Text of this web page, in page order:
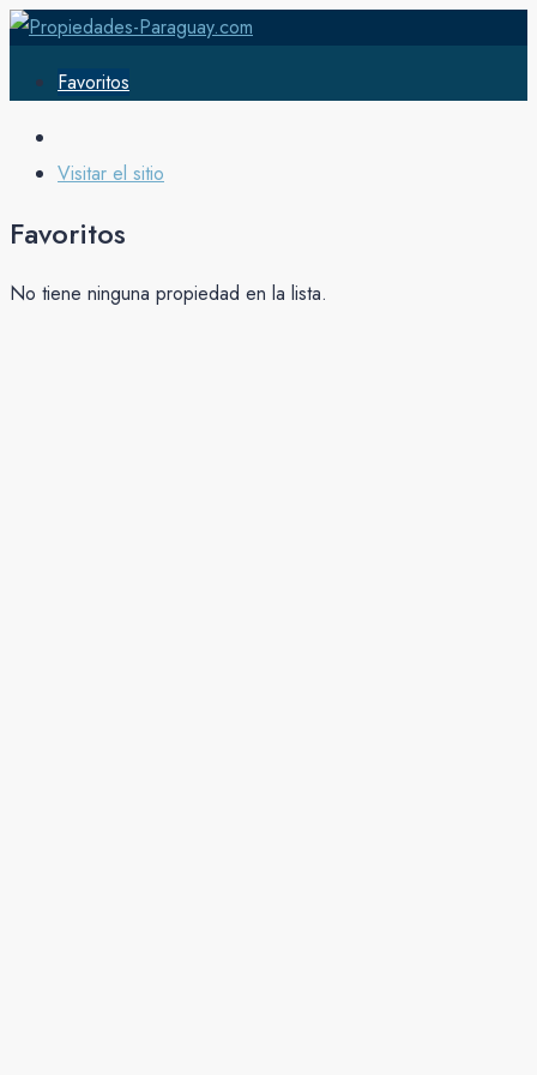
Favoritos
Visitar el sitio
Favoritos
No tiene ninguna propiedad en la lista.